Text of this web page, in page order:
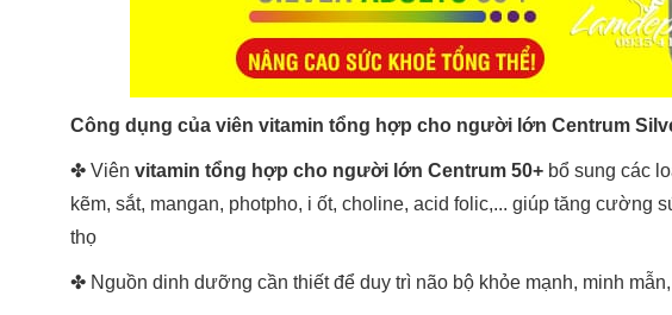
Công dụng của viên vitamin tổng hợp cho người lớn Centrum
✤ Viên vitamin tổng hợp cho người lớn Centrum 50+ bổ sung các
kẽm, sắt, mangan, photpho, i ốt, choline, acid folic,... giúp tăng cường
thọ
✤ Nguồn dinh dưỡng cần thiết để duy trì não bộ khỏe mạnh, minh